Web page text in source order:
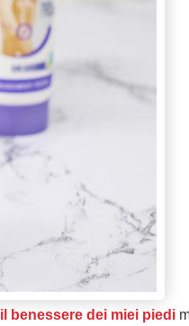
il benessere dei miei piedi